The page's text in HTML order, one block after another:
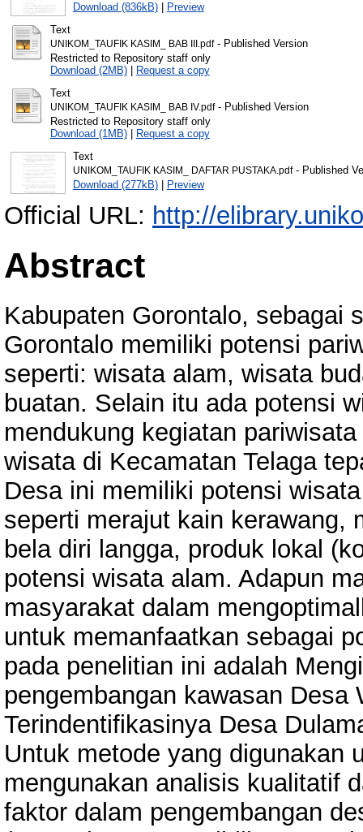
Download (836kB)|
Preview
Text
UNIKOM_TAUFIK KASIM_ BAB III.pdf- Published Version
Restricted to Repository staff only
Download (2MB)|
Request a copy
Text
UNIKOM_TAUFIK KASIM_ BAB IV.pdf- Published Version
Restricted to Repository staff only
Download (1MB)|
Request a copy
Text
UNIKOM_TAUFIK KASIM_ DAFTAR PUSTAKA.pdf- Published
Download (277kB)| Preview
Official URL: http://
Abstract
Kabupaten Gorontalo, sebagai
Gorontalo memiliki potensi
seperti: wisata alam, wisata
buatan. Selain itu ada potensi
mendukung kegiatan
wisata di Kecamatan Telaga
Desa ini memiliki potensi
seperti merajut kain kerawang,
bela diri langga, produk lokal
potensi wisata alam. Adapun
masyarakat dalam
untuk memanfaatkan sebagai
pada penelitian ini adalah
pengembangan kawasan
Terindentifikasinya Desa
Untuk metode yang digunakan
mengunakan analisis kualitatif
faktor dalam pengembangan